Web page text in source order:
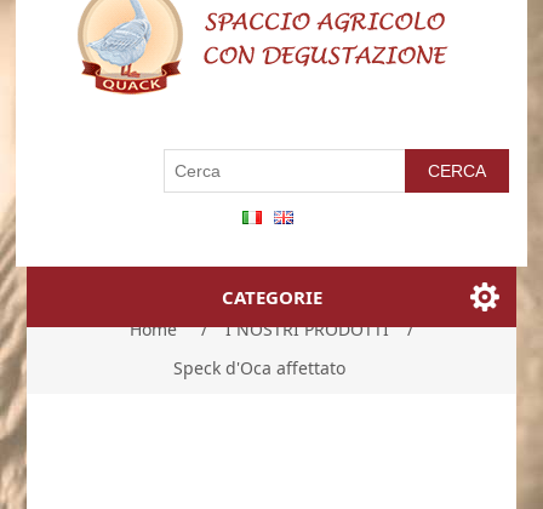
CATEGORIE
Home / I NOSTRI PRODOTTI
/
Speck d'Oca affettato